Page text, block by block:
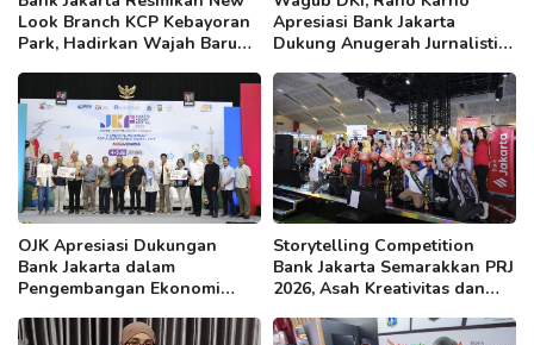
Look Branch KCP Kebayoran
Park, Hadirkan Wajah Baru
Apresiasi Bank Jakarta
Dukung Anugerah Jurnalistik
Berkualitas Sambut 5 Abad
Jakarta
OJK Apresiasi Dukungan
Bank Jakarta dalam
Pengembangan Ekonomi
Storytelling Competition
Bank Jakarta Semarakkan PRJ
2026, Asah Kreativitas dan